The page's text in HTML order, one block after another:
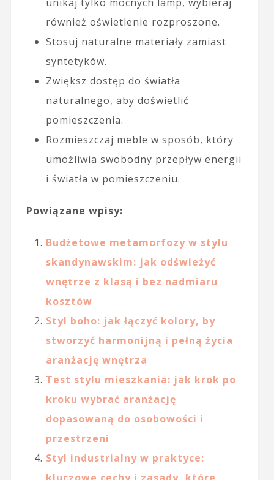
również oświetlenie rozproszone.
Stosuj naturalne materiały zamiast
syntetyków.
Zwiększ dostęp do światła
naturalnego, aby doświetlić
pomieszczenia.
Rozmieszczaj meble w sposób, który
umożliwia swobodny przepływ energii
i światła w pomieszczeniu.
Powiązane wpisy:
Budżetowe metamorfozy w stylu
skandynawskim: jak odświeżyć
wnętrze z klasą i bez nadmiaru
kosztów
Styl boho: jak łączyć kolory, by
stworzyć harmonijną i pełną życia
aranżację wnętrza
Test stylu mieszkania: jak krok po
kroku wybrać aranżację
dopasowaną do osobowości i
przestrzeni
Styl industrialny w praktyce: